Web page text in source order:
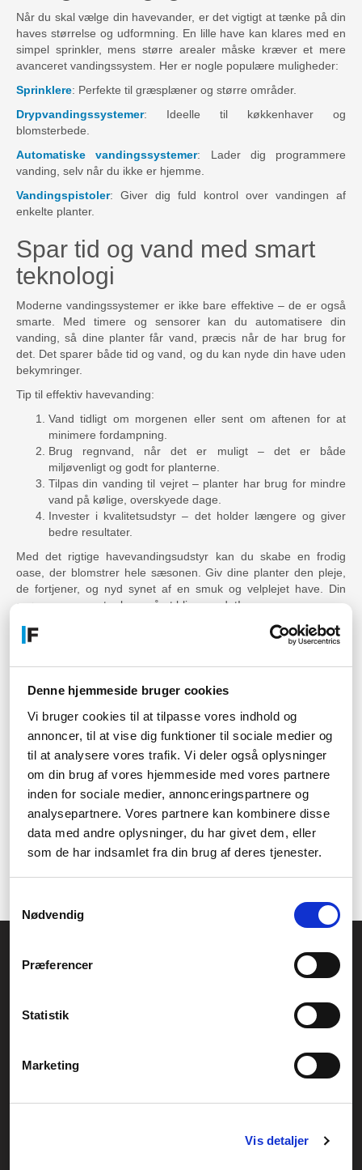
Denne hjemmeside bruger cookies
Vi bruger cookies til at tilpasse vores indhold og
annoncer, til at vise dig funktioner til sociale medier og
til at analysere vores trafik. Vi deler også oplysninger
om din brug af vores hjemmeside med vores partnere
inden for sociale medier, annonceringspartnere og
analysepartnere. Vores partnere kan kombinere disse
data med andre oplysninger, du har givet dem, eller
som de har indsamlet fra din brug af deres tjenester.
Nødvendig
Præferencer
Statistik
Marketing
Vis detaljer
Når du skal vælge din havevander, er det vigtigt at tænke på din
haves størrelse og udformning. En lille have kan klares med en
simpel sprinkler, mens større arealer måske kræver et mere
avanceret vandingssystem. Her er nogle populære muligheder:
Sprinklere: Perfekte til græsplæner og større områder.
Drypvandingssystemer: Ideelle til køkkenhaver og
blomsterbede.
Automatiske vandingssystemer: Lader dig programmere
vanding, selv når du ikke er hjemme.
Vandingspistoler: Giver dig fuld kontrol over vandingen af
enkelte planter.
Spar tid og vand med smart
teknologi
Moderne vandingssystemer er ikke bare effektive – de er også
smarte. Med timere og sensorer kan du automatisere din
vanding, så dine planter får vand, præcis når de har brug for
det. Det sparer både tid og vand, og du kan nyde din have uden
bekymringer.
Tip til effektiv havevanding:
Vand tidligt om morgenen eller sent om aftenen for at
minimere fordampning.
Brug regnvand, når det er muligt – det er både
miljøvenligt og godt for planterne.
Tilpas din vanding til vejret – planter har brug for mindre
vand på kølige, overskyede dage.
Invester i kvalitetsudstyr – det holder længere og giver
bedre resultater.
Med det rigtige havevandingsudstyr kan du skabe en frodig
oase, der blomstrer hele sæsonen. Giv dine planter den pleje,
de fortjener, og nyd synet af en smuk og velplejet have. Din
grønne oase venter bare på at blive vandet!
Har du brug for hjælp?
Kontakt os endelig!
Hvis du har spørgsmål til vores produkter, levering eller blot
søger vejledning angående remedier til din havevanding, skal
du endelig bare tagekontakttil os. Hos føniks går vi langt for at
sikre vores kunder det bedste, og det gælder selvfølgelig også
vores kundeservice. Du kan ringe til os alle hverdage mellem kl.
10-16 på telefonnummer +45 70 60 60 64. I dette tidsrum kan
du også gøre brug af chatfunktionen her på hjemmesiden. Og
sidst, men ikke mindst, kan du altid sende os enmail, når det
passer ind i dit program.
Psst. Husk også at tjekke vores fuldehavesortimentud, hvor
CVR.: 26208637
Generelle henvendelser:
Service- og reklamationsafdelingen:
Opret reklamation